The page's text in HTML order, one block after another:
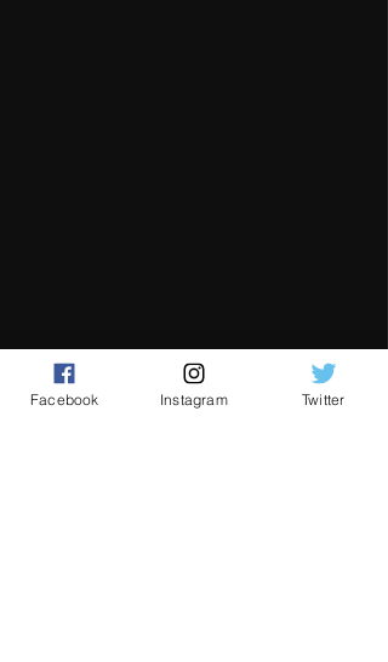
Facebook Instagram Twitter